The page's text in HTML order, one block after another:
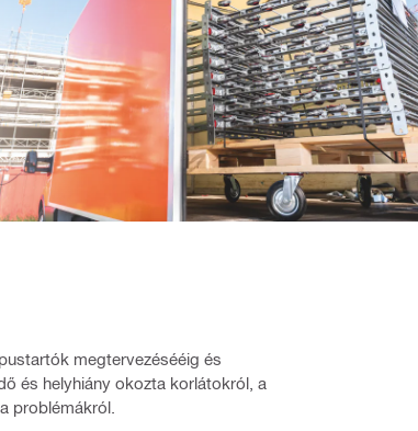
megtervezésééig és
és helyhiány okozta korlátokról, a
problémákról.